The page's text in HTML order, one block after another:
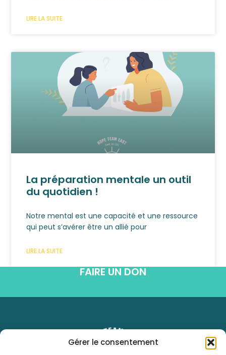
Gérer le consentement
LIRE LA SUITE
La préparation mentale un outil
du quotidien !
Notre mental est une capacité et une ressource
qui peut s’avérer être un allié pour
LIRE LA SUITE
FAIRE UN DON